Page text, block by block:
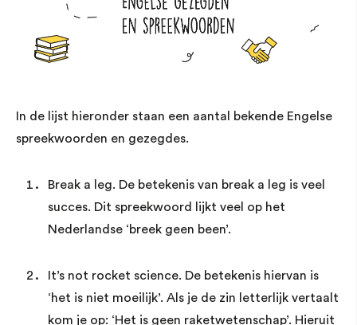
In de lijst hieronder staan een aantal bekende Engelse
spreekwoorden en gezegdes.
Break a leg. De betekenis van break a leg is veel
succes. Dit spreekwoord lijkt veel op het
Nederlandse ‘breek geen been’.
It’s not rocket science. De betekenis hiervan is
‘het is niet moeilijk’. Als je de zin letterlijk vertaalt
kom je op: ‘Het is geen raketwetenschap’. Hieruit